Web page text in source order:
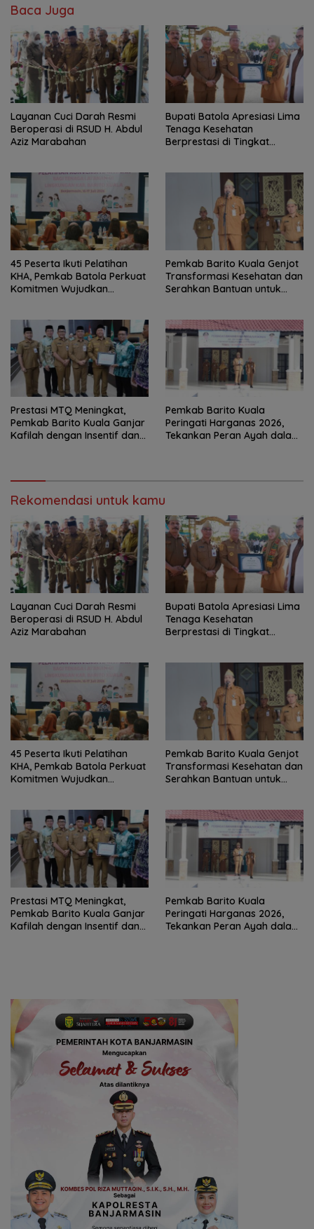
Baca Juga
Layanan Cuci Darah Resmi
Beroperasi di RSUD H. Abdul
Aziz Marabahan
Bupati Batola Apresiasi Lima
Tenaga Kesehatan
Berprestasi di Tingkat
45 Peserta Ikuti Pelatihan
KHA, Pemkab Batola Perkuat
Komitmen Wujudkan
Pemkab Barito Kuala Genjot
Transformasi Kesehatan dan
Serahkan Bantuan untuk
Prestasi MTQ Meningkat,
Pemkab Barito Kuala Ganjar
Kafilah dengan Insentif dan
Pemkab Barito Kuala
Peringati Harganas 2026,
Tekankan Peran Ayah dalam
Rekomendasi untuk kamu
Layanan Cuci Darah Resmi
Beroperasi di RSUD H. Abdul
Aziz Marabahan
Bupati Batola Apresiasi Lima
Tenaga Kesehatan
Berprestasi di Tingkat
45 Peserta Ikuti Pelatihan
KHA, Pemkab Batola Perkuat
Komitmen Wujudkan
Pemkab Barito Kuala Genjot
Transformasi Kesehatan dan
Serahkan Bantuan untuk
Prestasi MTQ Meningkat,
Pemkab Barito Kuala Ganjar
Kafilah dengan Insentif dan
Pemkab Barito Kuala
Peringati Harganas 2026,
Tekankan Peran Ayah dalam